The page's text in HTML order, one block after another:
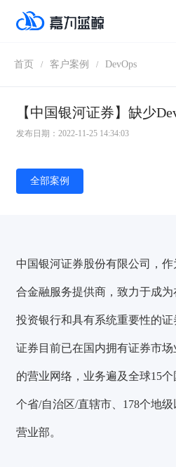
首页 / 客户案例 / DevOps
发布日期：2022-11-25 14:34:03
全部案例
中国银河证券股份有限公司，
合金融服务提供商，致力于成
投资银行和具有系统重要性的
证券目前已在国内拥有证券市
的营业网络，业务遍及全球15
个省/自治区/直辖市、178个地
营业部。